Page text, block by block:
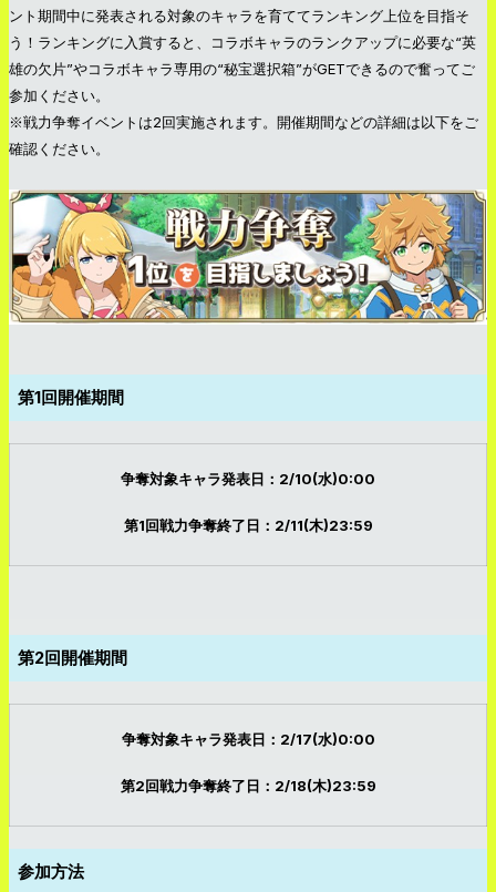
ント期間中に発表される対象のキャラを育ててランキング上位を目指そ
う！ランキングに入賞すると、コラボキャラのランクアップに必要な“英
雄の欠片”やコラボキャラ専用の“秘宝選択箱”がGETできるので奮ってご
参加ください。
※戦力争奪イベントは2回実施されます。開催期間などの詳細は以下をご
確認ください。
第1回開催期間
争奪対象キャラ発表日：2/10(水)0:00
第1回戦力争奪終了日：2/11(木)23:59
第2回開催期間
争奪対象キャラ発表日：2/17(水)0:00
第2回戦力争奪終了日：2/18(木)23:59
参加方法